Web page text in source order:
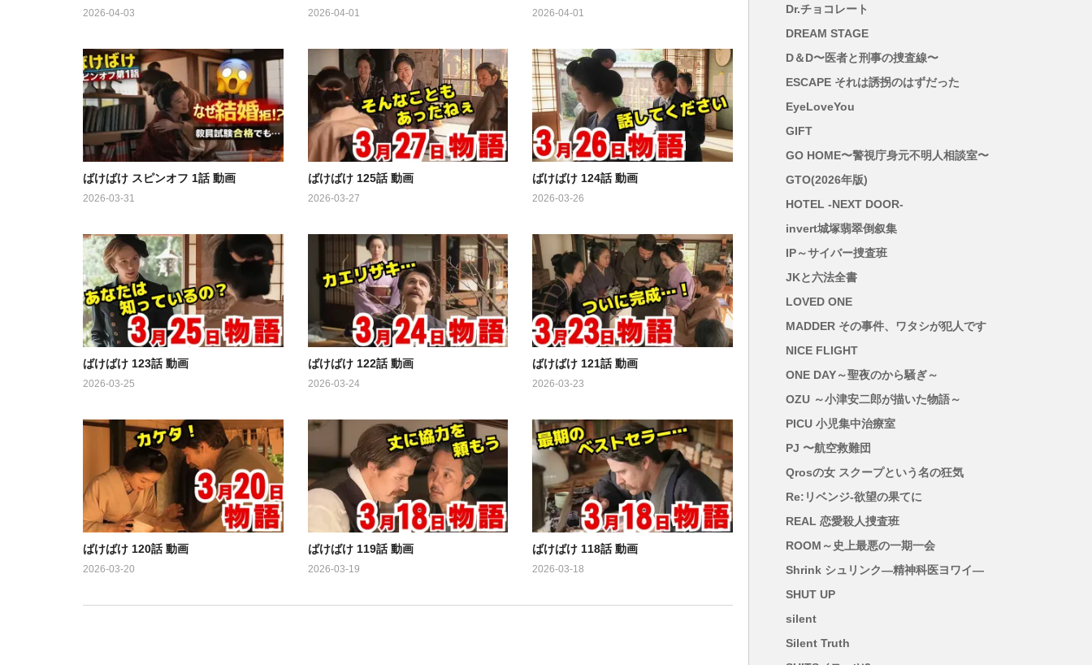
2026-04-03 2026-04-01 2026-04-01
ばけばけ スピンオフ 1話 動画
2026-03-31
ばけばけ 125話 動画
2026-03-27
ばけばけ 124話 動画
2026-03-26
ばけばけ 123話 動画
2026-03-25
ばけばけ 122話 動画
2026-03-24
ばけばけ 121話 動画
2026-03-23
ばけばけ 120話 動画
2026-03-20
ばけばけ 119話 動画
2026-03-19
ばけばけ 118話 動画
2026-03-18
Dr.チョコレート
DREAM STAGE
D＆D〜医者と刑事の捜査線〜
ESCAPE それは誘拐のはずだった
EyeLoveYou
GIFT
GO HOME〜警視庁身元不明人相談室〜
GTO(2026年版)
HOTEL -NEXT DOOR-
invert城塚翡翠倒叙集
IP～サイバー捜査班
JKと六法全書
LOVED ONE
MADDER その事件、ワタシが犯人です
NICE FLIGHT
ONE DAY～聖夜のから騒ぎ～
OZU ～小津安二郎が描いた物語～
PICU 小児集中治療室
PJ 〜航空救難団
Qrosの女 スクープという名の狂気
Re:リベンジ-欲望の果てに
REAL 恋愛殺人捜査班
ROOM～史上最悪の一期一会
Shrink シュリンク―精神科医ヨワイ―
SHUT UP
silent
Silent Truth